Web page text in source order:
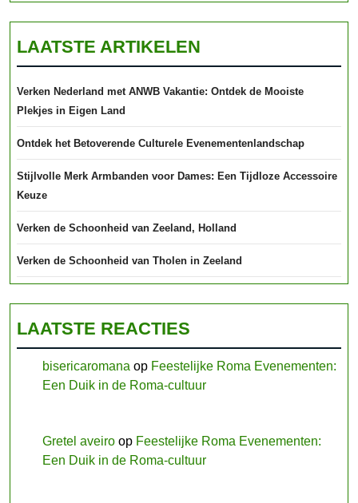
LAATSTE ARTIKELEN
Verken Nederland met ANWB Vakantie: Ontdek de Mooiste
Plekjes in Eigen Land
Ontdek het Betoverende Culturele Evenementenlandschap
Stijlvolle Merk Armbanden voor Dames: Een Tijdloze Accessoire
Keuze
Verken de Schoonheid van Zeeland, Holland
Verken de Schoonheid van Tholen in Zeeland
LAATSTE REACTIES
bisericaromana op Feestelijke Roma Evenementen:
Een Duik in de Roma-cultuur
Gretel aveiro op Feestelijke Roma Evenementen:
Een Duik in de Roma-cultuur